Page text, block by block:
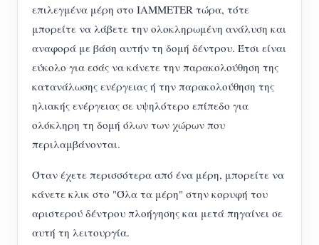
επιλεγμένα μέρη στο IAMMETER τώρα, τότε
μπορείτε να λάβετε την ολοκληρωμένη ανάλυση και
αναφορά με βάση αυτήν τη δομή δέντρου. Έτσι είναι
εύκολο για εσάς να κάνετε την παρακολούθηση της
κατανάλωσης ενέργειας ή την παρακολούθηση της
ηλιακής ενέργειας σε υψηλότερο επίπεδο για
ολόκληρη τη δομή όλων των χώρων που
περιλαμβάνονται.
Όταν έχετε περισσότερα από ένα μέρη, μπορείτε να
κάνετε κλικ στο "Όλα τα μέρη" στην κορυφή του
αριστερού δέντρου πλοήγησης και μετά πηγαίνει σε
αυτή τη λειτουργία.